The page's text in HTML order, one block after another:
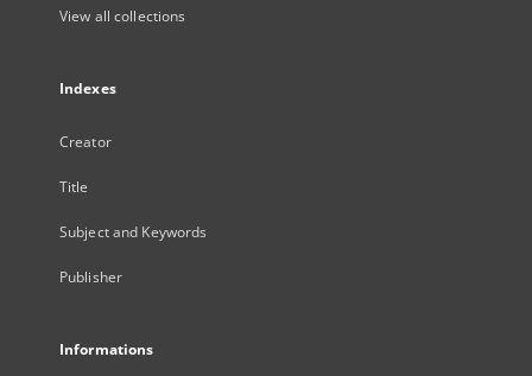
View all collections
Indexes
Creator
Title
Subject and Keywords
Publisher
Informations